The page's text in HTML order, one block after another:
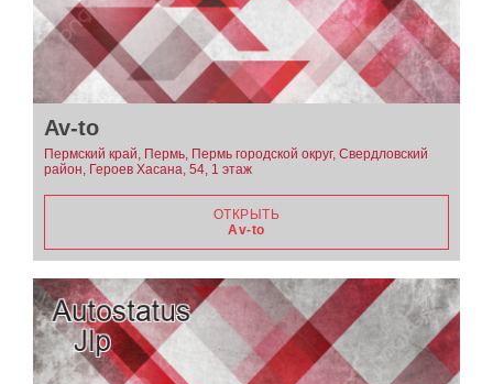
Av-to
Пермский край, Пермь, Пермь городской округ, Свердловский
район, Героев Хасана, 54, 1 этаж
ОТКРЫТЬ
Av-to